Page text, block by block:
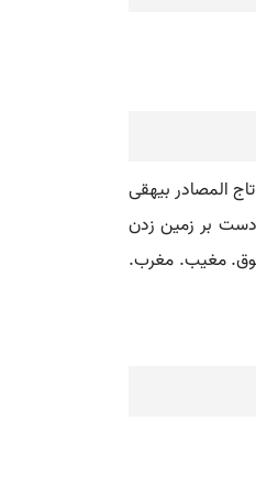
المصادر بیهقی
بر زمین زدن
مغیب. مغرب.